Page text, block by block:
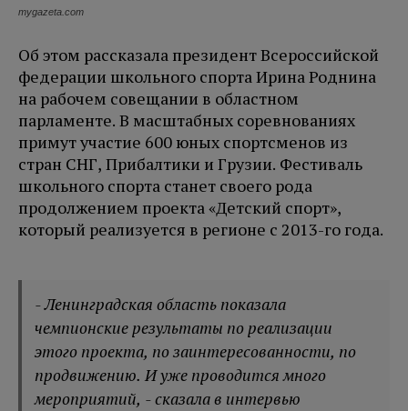
mygazeta.com
Об этом рассказала президент Всероссийской
федерации школьного спорта Ирина Роднина
на рабочем совещании в областном
парламенте. В масштабных соревнованиях
примут участие 600 юных спортсменов из
стран СНГ, Прибалтики и Грузии. Фестиваль
школьного спорта станет своего рода
продолжением проекта «Детский спорт»,
который реализуется в регионе с 2013-го года.
- Ленинградская область показала
чемпионские результаты по реализации
этого проекта, по заинтересованности, по
продвижению. И уже проводится много
мероприятий, - сказала в интервью